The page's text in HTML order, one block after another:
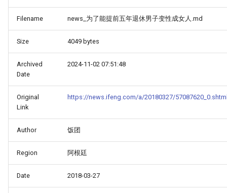
Filename news_为了能提前五年退休男子变性成女人.md
Size 4049 bytes
Archived
Date
2024-11-02 07:51:48
Original
Link
https://news.ifeng.com/a/20180327/
Author 饭团
Region 阿根廷
Date 2018-03-27